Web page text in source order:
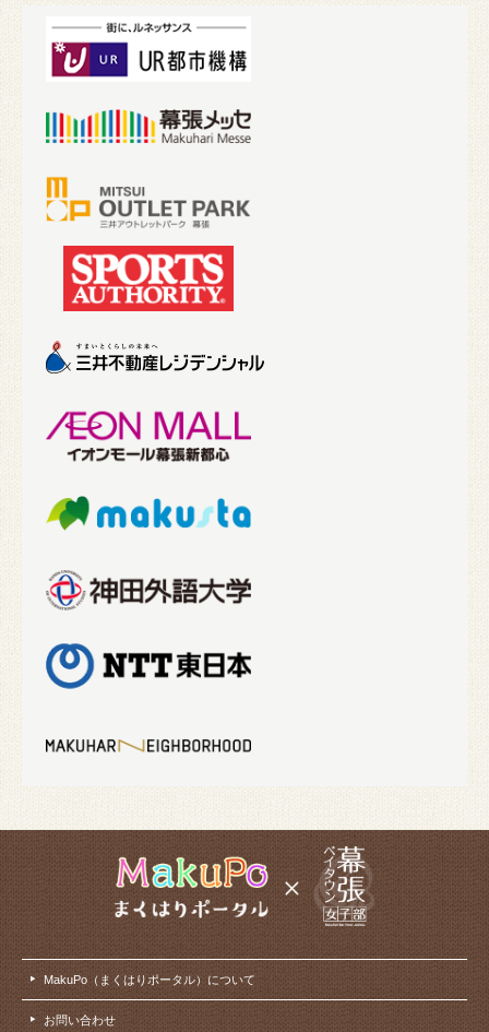
MakuPo（まくはりポータル）について
お問い合わせ